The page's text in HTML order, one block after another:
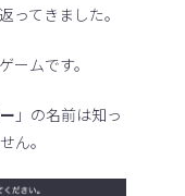
ってきました。
ームです。
」の名前は知っ
ん。